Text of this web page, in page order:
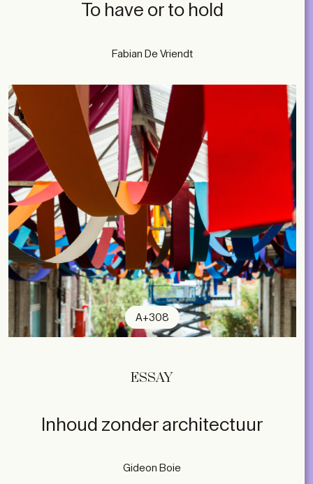
To have or to hold
Fabian De Vriendt
A+308
ESSAY
Inhoud zonder architectuur
Gideon Boie